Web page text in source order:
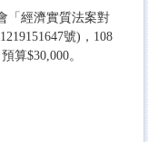
「經濟實質法案對
號)，108
算$30,000。